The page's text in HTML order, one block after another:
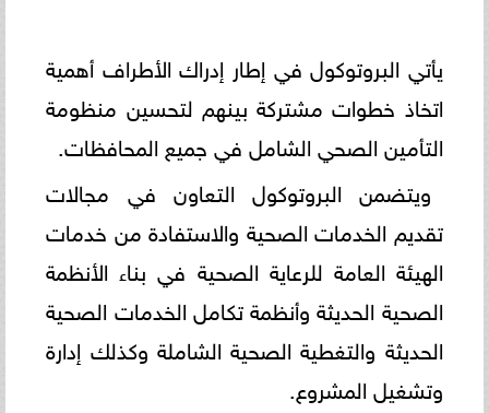
يأتي البروتوكول في إطار إدراك الأطراف أهمية
اتخاذ خطوات مشتركة بينهم لتحسين منظومة
التأمين الصحي الشامل في جميع المحافظات.
ويتضمن البروتوكول التعاون في مجالات
تقديم الخدمات الصحية والاستفادة من خدمات
الهيئة العامة للرعاية الصحية في بناء الأنظمة
الصحية الحديثة وأنظمة تكامل الخدمات الصحية
الحديثة والتغطية الصحية الشاملة وكذلك إدارة
وتشغيل المشروع.